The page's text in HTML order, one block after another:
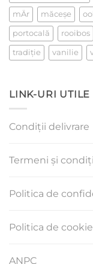
mÄr măceşe
portocală rooibos
tradiţie vanilie
LINK-URI UTILE
Condiții delivrare
Termeni și
Politica de
Politica de
ANPC